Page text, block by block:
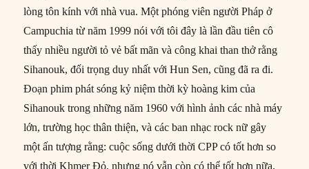
lòng tôn kính với nhà vua. Một phóng viên người Pháp ở
Campuchia từ năm 1999 nói với tôi đây là lần đầu tiên cô
thấy nhiều người tỏ vẻ bất mãn và công khai than thở rằng
Sihanouk, đối trọng duy nhất với Hun Sen, cũng đã ra đi.
Đoạn phim phát sóng kỷ niệm thời kỳ hoàng kim của
Sihanouk trong những năm 1960 với hình ảnh các nhà máy
lớn, trường học thân thiện, và các ban nhạc rock nữ gây
một ấn tượng rằng: cuộc sống dưới thời CPP có tốt hơn so
với thời Khmer Đỏ, nhưng nó vẫn còn có thể tốt hơn nữa.